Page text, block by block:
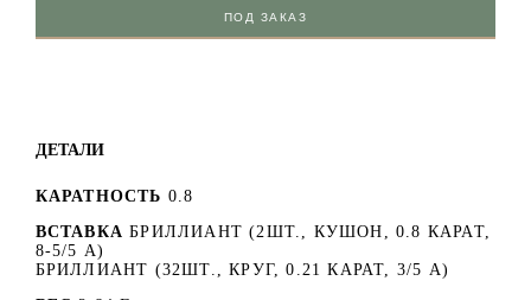
ПОД ЗАКАЗ
ДЕТАЛИ
КАРАТНОСТЬ 0.8
ВСТАВКА БРИЛЛИАНТ (2ШТ., КУШОН, 0.8 КАРАТ,
8-5/5 А)
БРИЛЛИАНТ (32ШТ., КРУГ, 0.21 КАРАТ, 3/5 А)